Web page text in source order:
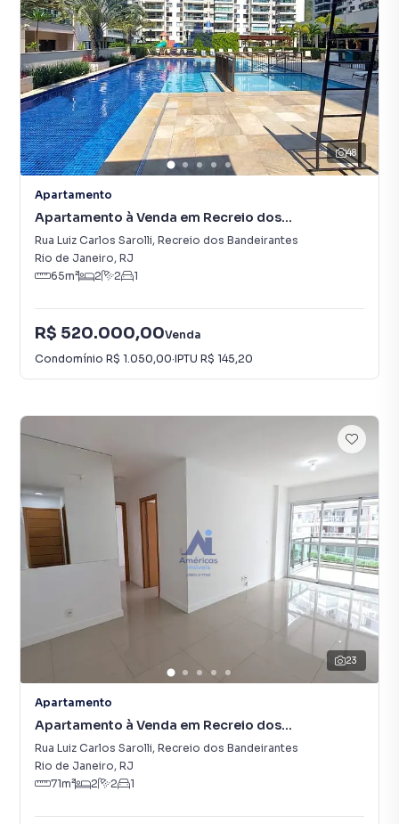
48
Apartamento
Apartamento à Venda em Recreio dos
Bandeirantes
Rua Luiz Carlos Sarolli, Recreio dos Bandeirantes
Rio de Janeiro, RJ
65m² 2 2 1
R$ 520.000,00Venda
Condomínio R$ 1.050,00·IPTU R$ 145,20
23
Apartamento
Apartamento à Venda em Recreio dos
Bandeirantes
Rua Luiz Carlos Sarolli, Recreio dos Bandeirantes
Rio de Janeiro, RJ
71m² 2 2 1